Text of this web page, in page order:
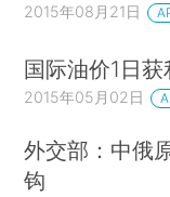
2015年08月21日
国际油价1日
2015年05月02日
外交部：中俄
钩